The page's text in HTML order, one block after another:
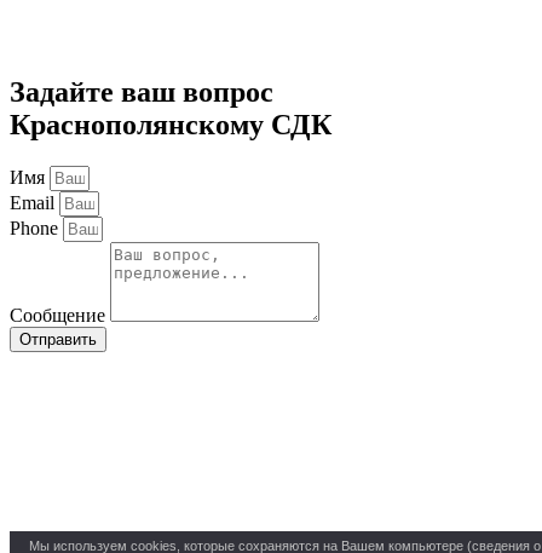
Мы используем cookies, которые сохраняются на Вашем компьютере (сведения о
Задайте ваш вопрос
Краснополянскому СДК
Имя
Email
Phone
Сообщение
Отправить